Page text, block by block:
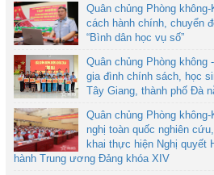
Quân chủng Phòng
cách hành chính, chuyển
“Bình dân học vụ số”
Quân chủng Phòng không
gia đình chính sách, học
Tây Giang, thành phố Đà
Quân chủng Phòng
nghị toàn quốc nghiên
khai thực hiện Nghị quyết
hành Trung ương Đảng khóa XIV